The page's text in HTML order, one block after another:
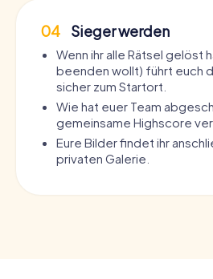
04 Sieger werden
Wenn ihr alle Rätsel gelöst
beenden wollt) führt euch
sicher zum Startort.
Wie hat euer Team
gemeinsame Highscore
Eure Bilder findet ihr
privaten Galerie.